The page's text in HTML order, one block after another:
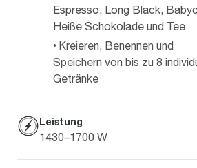
Espresso, Long Black,
Heiße Schokolade und Tee
Kreieren, Benennen und
Speichern von bis zu 8
Getränke
Leistung
1430–1700 W